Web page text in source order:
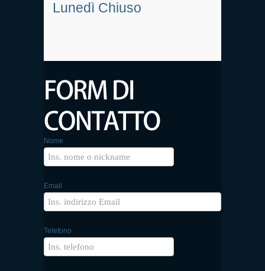
Lunedì Chiuso
Nome
Email
Telefono